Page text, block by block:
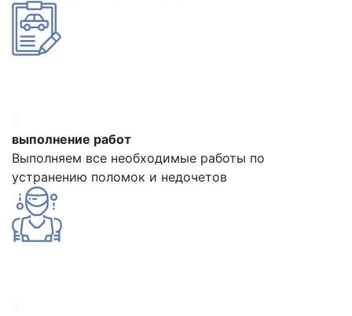
выполнение работ
Выполняем все необходимые работы по
устранению поломок и недочетов